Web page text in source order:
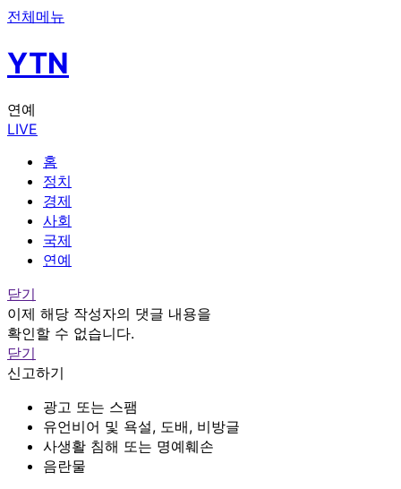
전체메뉴
YTN
연예
LIVE
홈
정치
경제
사회
국제
연예
닫기
이제 해당 작성자의 댓글 내용을
확인할 수 없습니다.
닫기
신고하기
광고 또는 스팸
유언비어 및 욕설, 도배, 비방글
사생활 침해 또는 명예훼손
음란물